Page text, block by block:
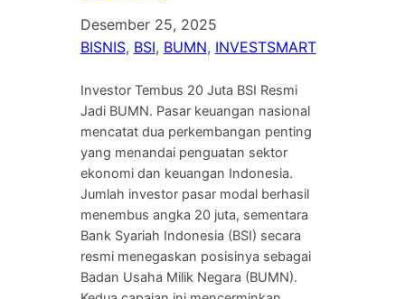
Desember 25, 2025
BISNIS, BSI, BUMN, INVESTSMART
Investor Tembus 20 Juta BSI Resmi
Jadi BUMN. Pasar keuangan nasional
mencatat dua perkembangan penting
yang menandai penguatan sektor
ekonomi dan keuangan Indonesia.
Jumlah investor pasar modal berhasil
menembus angka 20 juta, sementara
Bank Syariah Indonesia (BSI) secara
resmi menegaskan posisinya sebagai
Badan Usaha Milik Negara (BUMN).